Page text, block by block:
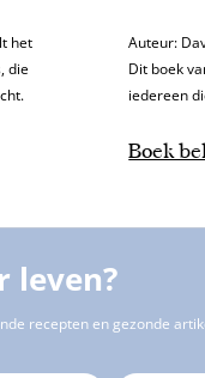
het
die
Auteur:
Dit boek
iedereen
Hurt Me'.
Boek
leven?
recepten en gezonde